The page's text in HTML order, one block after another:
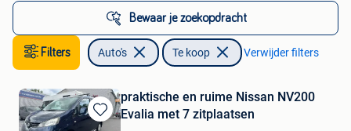
Bewaar je zoekopdracht
Filters Auto's Te koop Verwijder filters
Bewaren
praktische en ruime Nissan NV200
Evalia met 7 zitplaatsen